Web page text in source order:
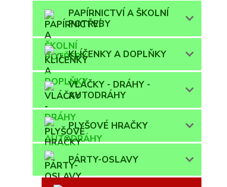
PAPÍRNICTVÍ A ŠKOLNÍ
POTŘEBY
KLÍČENKY A DOPLŇKY
VLÁČKY - DRÁHY -
AUTODRÁHY
PLYŠOVÉ HRAČKY
PÁRTY-OSLAVY